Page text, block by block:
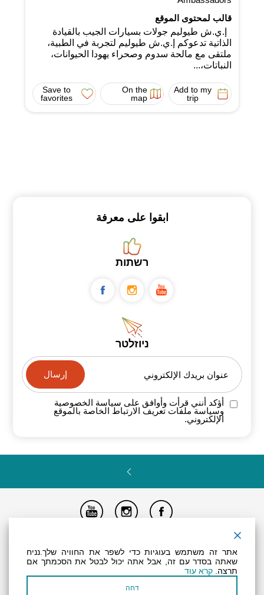
قالب لمحتوى الموقع
إ.ي.ش طيوليم جولات بسيارات الجيب بالقيادة
الذاتية تدعوكم إ.ي.ش طيوليم لتجربة في الطبية،
ملتقى مع مالحة سدوم وصحراء يهودا الحيوانات،
النباتات،...
Add to my
trip
On the
map
Save to
favorites
ابقوا على معرفة
רשתות
ניוזלטר
عنوان بريدك الإلكتروني
أؤكد أنني قرأت وأوافق على سياسة الخصوصية
وسياسة ملفات تعريف الارتباط الخاصة بالموقع
الإلكتروني.
جميع الحقوق محفوظة لـ "أرض (منطقة) البحر الميت ©
אתר זה משתמש בעוגיות כדי לשפר את החוויה שלך.נניח
שאתה בסדר עם זה, אבל אתה יכול לבטל את הסכמתך אם
תרצה. קרא עוד
דחה